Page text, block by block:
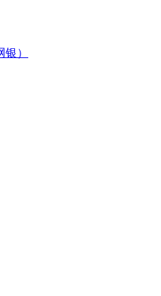
）